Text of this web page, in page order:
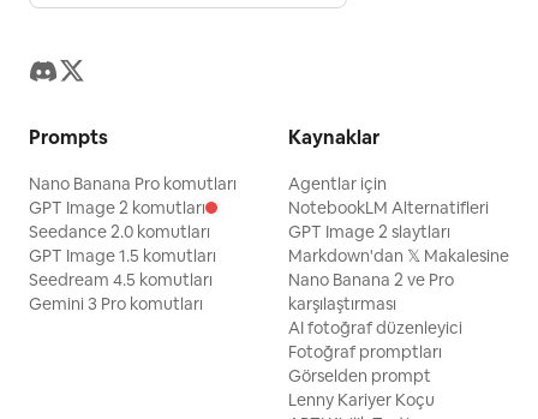
Prompts
Nano Banana Pro komutları
GPT Image 2 komutları
Seedance 2.0 komutları
GPT Image 1.5 komutları
Seedream 4.5 komutları
Gemini 3 Pro komutları
Kaynaklar
Agentlar için
NotebookLM Alternatifleri
GPT Image 2 slaytları
Markdown'dan 𝕏 Makalesine
Nano Banana 2 ve Pro
karşılaştırması
AI fotoğraf düzenleyici
Fotoğraf promptları
Görselden prompt
Lenny Kariyer Koçu